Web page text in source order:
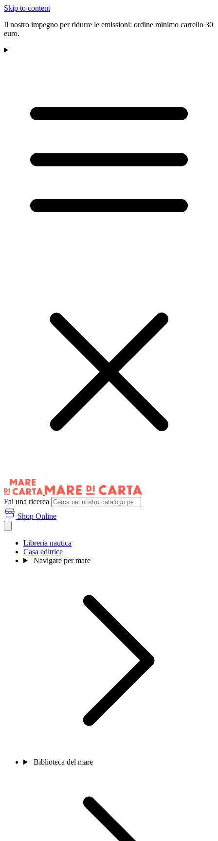
Skip to content
Il nostro impegno per ridurre le emissioni: ordine minimo carrello 30
euro.
Fai una ricerca
Shop Online
Libreria nautica
Casa editrice
Navigare per mare
Biblioteca del mare